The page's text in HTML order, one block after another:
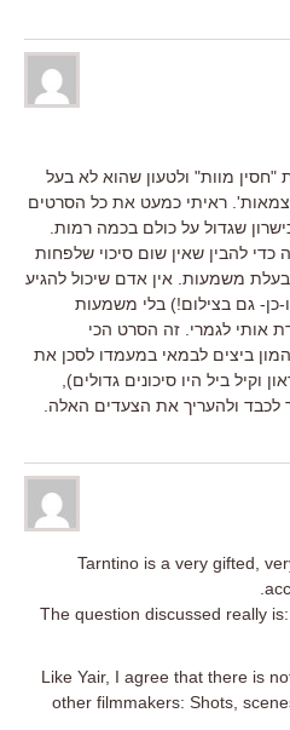
מוות" ולטעון שהוא לא בעל
ראיתי כמעט את כל הסרטים
שגדול על כולם בכמה רמות.
להבין שאין שום סיכוי שלפחות
משמעות. אין אדם שיכול להגיע
כן- גם בצילום!) בלי משמעות
אותי לגמרי. זה הסרט הכי
ביצים לבמאי במעמדו לסכן את
ביל היו סיכונים גדולים),
לכבד ולהעריך את הצעדים האלה.
Tarntino is a very gifted,
The question discussed really
Like Yair, I agree that there is
other filmmakers: Shots,